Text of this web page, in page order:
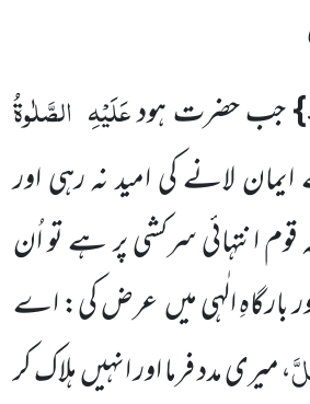
جب حضرت ہودعَلَیْہِ الصَّلٰوۃُ
لانے کی امید نہ رہی اور
انتہائی سرکشی پر ہے تو اُن
الٰہی میںعرض کی: اے
، میری مدد فرما اور انہیںہلاک کر